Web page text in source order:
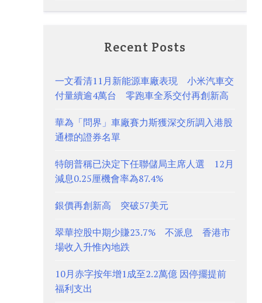
Recent Posts
一文看清11月新能源車廠表現 小米汽車交
付量續逾4萬台 零跑車全系交付再創新高
華為「問界」車廠賽力斯獲深交所調入港股
通標的證券名單
特朗普稱已決定下任聯儲局主席人選 12月
減息0.25厘機會率為87.4%
銀價再創新高 突破57美元
翠華控股中期少賺23.7% 不派息 香港市
場收入升惟內地跌
10月赤字按年增1成至2.2萬億 因停擺提前
福利支出